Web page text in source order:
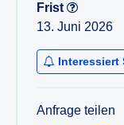
Frist
13. Juni 2026
Interessiert
Anfrage teilen